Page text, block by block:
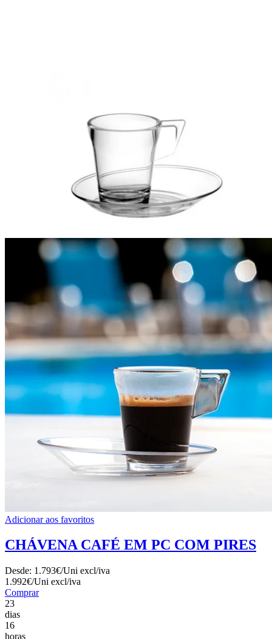
Adicionar aos favoritos
CHÁVENA CAFÉ EM PC COM PIRES
Desde: 1.793€/Uni excl/iva
1.992€/Uni excl/iva
Comprar
23
dias
16
horas